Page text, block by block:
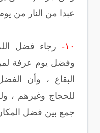
عبدا من النار من
١٠-
رجاء فضل
وفضل يوم عرفة
البقاع ، وأن
للحجاج وغيرهم ،
جمع بين فضل